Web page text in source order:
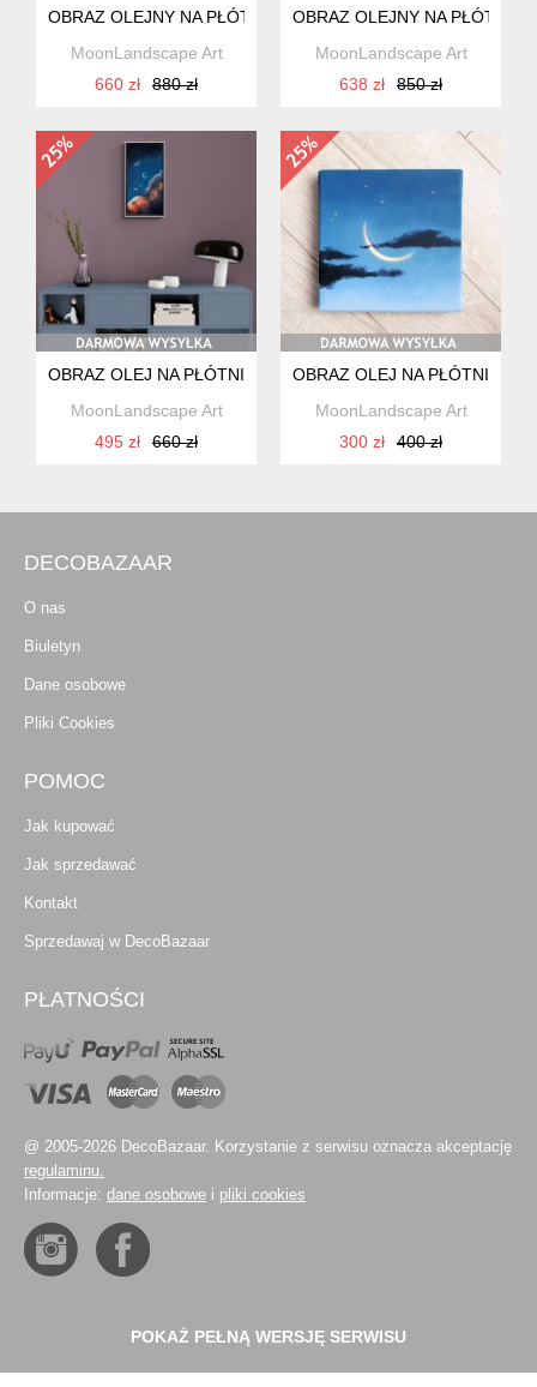
OBRAZ OLEJNY NA PŁÓTNIE, PEJZAŻ NOCNY, KSIĘŻYC,
MoonLandscape Art
660 zł
880 zł
OBRAZ OLEJNY NA PŁÓTNIE,
MoonLandscape Art
638 zł
850 zł
OBRAZ OLEJ NA PŁÓTNIE, KRAJOBRAZ NOCNY, KSIĘŻYC,
MoonLandscape Art
495 zł
660 zł
OBRAZ OLEJ NA PŁÓTNIE,
MoonLandscape Art
300 zł
400 zł
DECOBAZAAR
O nas
Biuletyn
Dane osobowe
Pliki Cookies
POMOC
Jak kupować
Jak sprzedawać
Kontakt
Sprzedawaj w DecoBazaar
PŁATNOŚCI
@ 2005-2026 DecoBazaar. Korzystanie z serwisu oznacza akceptację
regulaminu.
Informacje: dane osobowe i pliki cookies
POKAŻ PEŁNĄ WERSJĘ SERWISU